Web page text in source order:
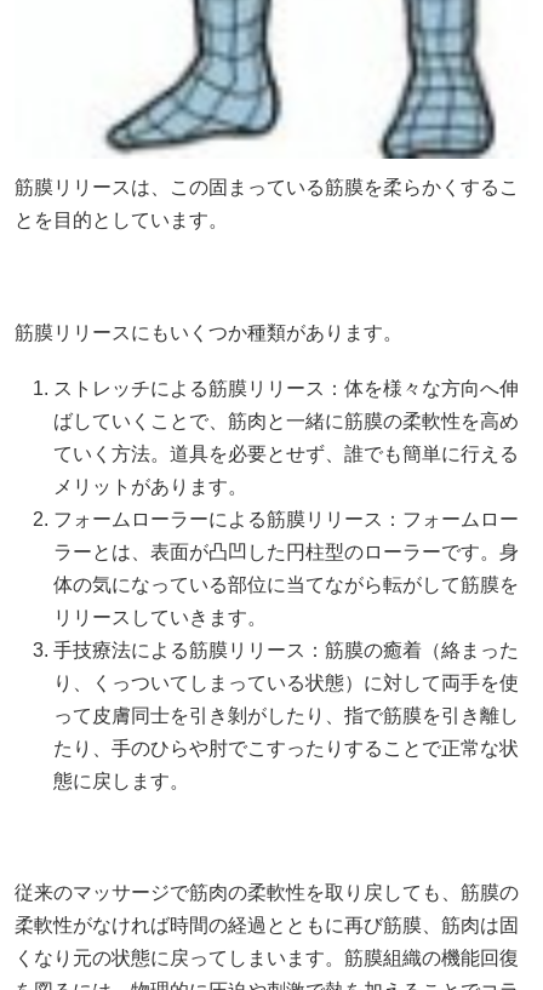
筋膜リリースは、この固まっている筋膜を柔らかくするこ
とを目的としています。
筋膜リリースにもいくつか種類があります。
ストレッチによる筋膜リリース：体を様々な方向へ伸
ばしていくことで、筋肉と一緒に筋膜の柔軟性を高め
ていく方法。道具を必要とせず、誰でも簡単に行える
メリットがあります。
フォームローラーによる筋膜リリース：フォームロー
ラーとは、表面が凸凹した円柱型のローラーです。身
体の気になっている部位に当てながら転がして筋膜を
リリースしていきます。
手技療法による筋膜リリース：筋膜の癒着（絡まった
り、くっついてしまっている状態）に対して両手を使
って皮膚同士を引き剝がしたり、指で筋膜を引き離し
たり、手のひらや肘でこすったりすることで正常な状
態に戻します。
従来のマッサージで筋肉の柔軟性を取り戻しても、筋膜の
柔軟性がなければ時間の経過とともに再び筋膜、筋肉は固
くなり元の状態に戻ってしまいます。筋膜組織の機能回復